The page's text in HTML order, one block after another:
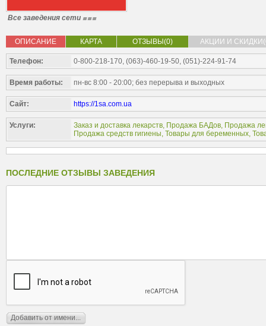
Все заведения сети
ОПИСАНИЕ КАРТА ОТЗЫВЫ(0) АКЦИИ И
Телефон: 0-800-218-170, (063)-460-19-50, (051)-224-91-74
Время работы: пн-вс 8:00 - 20:00; без перерыва и выходных
Сайт: https://1sa.com.ua
Услуги: Заказ и доставка лекарств, Продажа БАДов, Продажа
Продажа средств гигиены, Товары для беременных,
ПОСЛЕДНИЕ ОТЗЫВЫ ЗАВЕДЕНИЯ